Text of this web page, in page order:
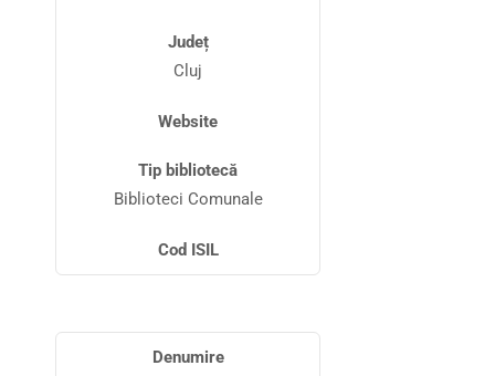
Județ
Cluj
Website
Tip bibliotecă
Biblioteci Comunale
Cod ISIL
Denumire